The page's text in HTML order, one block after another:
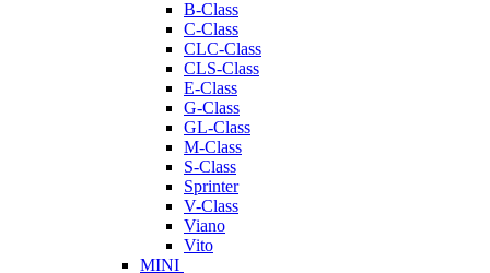
B-Class
C-Class
CLC-Class
CLS-Class
E-Class
G-Class
GL-Class
M-Class
S-Class
Sprinter
V-Class
Viano
Vito
MINI